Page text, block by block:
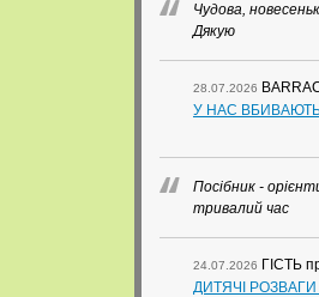
Чудова,
Дякую
28.07.2026
У НАС
Посібник -
тривалий час
24.07.2026 ГІСТЬ
ДИТЯЧІ